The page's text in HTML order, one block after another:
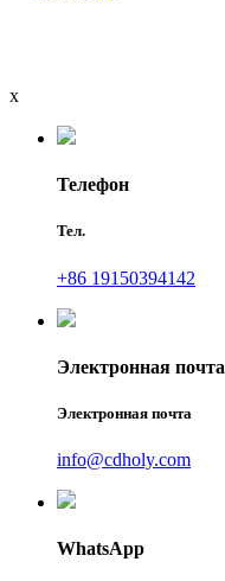
x
Телефон
Тел.
+86 19150394142
Электронная почта
Электронная почта
info@cdholy.com
WhatsApp